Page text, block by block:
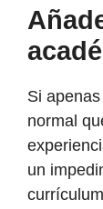
Si
normal
un